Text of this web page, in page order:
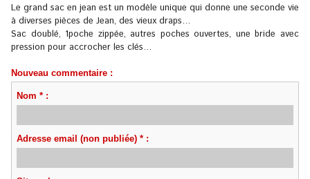
Le grand sac en jean est un modèle unique qui donne une seconde vie
à diverses pièces de Jean, des vieux draps…
Sac doublé, 1poche zippée, autres poches ouvertes, une bride avec
pression pour accrocher les clés…
Nouveau commentaire :
Nom * :
Adresse email (non publiée) * :